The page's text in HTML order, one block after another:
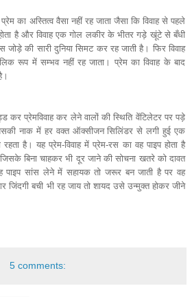
का अस्तित्व वैसा नहीं रह जाता जैसा कि विवाह से पहले
है और विवाह एक गोल लकीर के भीतर गड़े खूंटे से बँधी
जोड़े की सारी दुनिया सिमट कर रह जाती है। फिर विवाह
रूप में सम्भव नहीं रह जाता। प्रेम का विवाह के बाद
प्रेमविवाह कर लेने वालों की स्थिति वेंटिलेटर पर पड़े
नाक में हर वक्त ऑक्सीजन सिलिंडर से लगी हुई एक
है। यह प्रेम-विवाह में प्रेम-रस का वह पाइप होता है
बिना चाहकर भी दूर जाने की सोचना खतरे को दावत
सांस लेने में सहायक तो जरूर बन जाती है पर वह
जिंदगी बची भी रह जाय तो शायद उसे उन्मुक्त होकर जीने
5 comments: